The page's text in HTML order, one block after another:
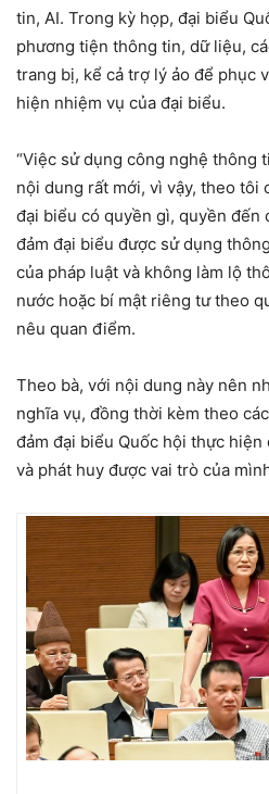
tin, AI. Trong kỳ họp, đại biểu
phương tiện thông tin, dữ liệu,
trang bị, kể cả trợ lý ảo để phục
hiện nhiệm vụ của đại biểu.
“Việc sử dụng công nghệ thông
nội dung rất mới, vì vậy, theo tôi
đại biểu có quyền gì, quyền đến
đảm đại biểu được sử dụng
của pháp luật và không làm lộ
nước hoặc bí mật riêng tư theo
nêu quan điểm.
Theo bà, với nội dung này nên
nghĩa vụ, đồng thời kèm theo
đảm đại biểu Quốc hội thực
và phát huy được vai trò của